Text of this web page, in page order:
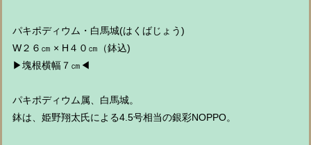
パキポディウム・白馬城(はくばじょう)
W２６㎝ × H４０㎝（鉢込)
▶︎塊根横幅７㎝◀︎
パキポディウム属、白馬城。
鉢は、姫野翔太氏による4.5号相当の銀彩NOPPO。